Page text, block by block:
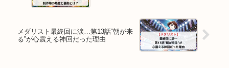
メダリスト最終回に涙…第13話“朝が来
る”が心震える神回だった理由